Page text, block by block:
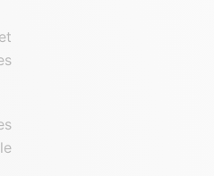
vos Options